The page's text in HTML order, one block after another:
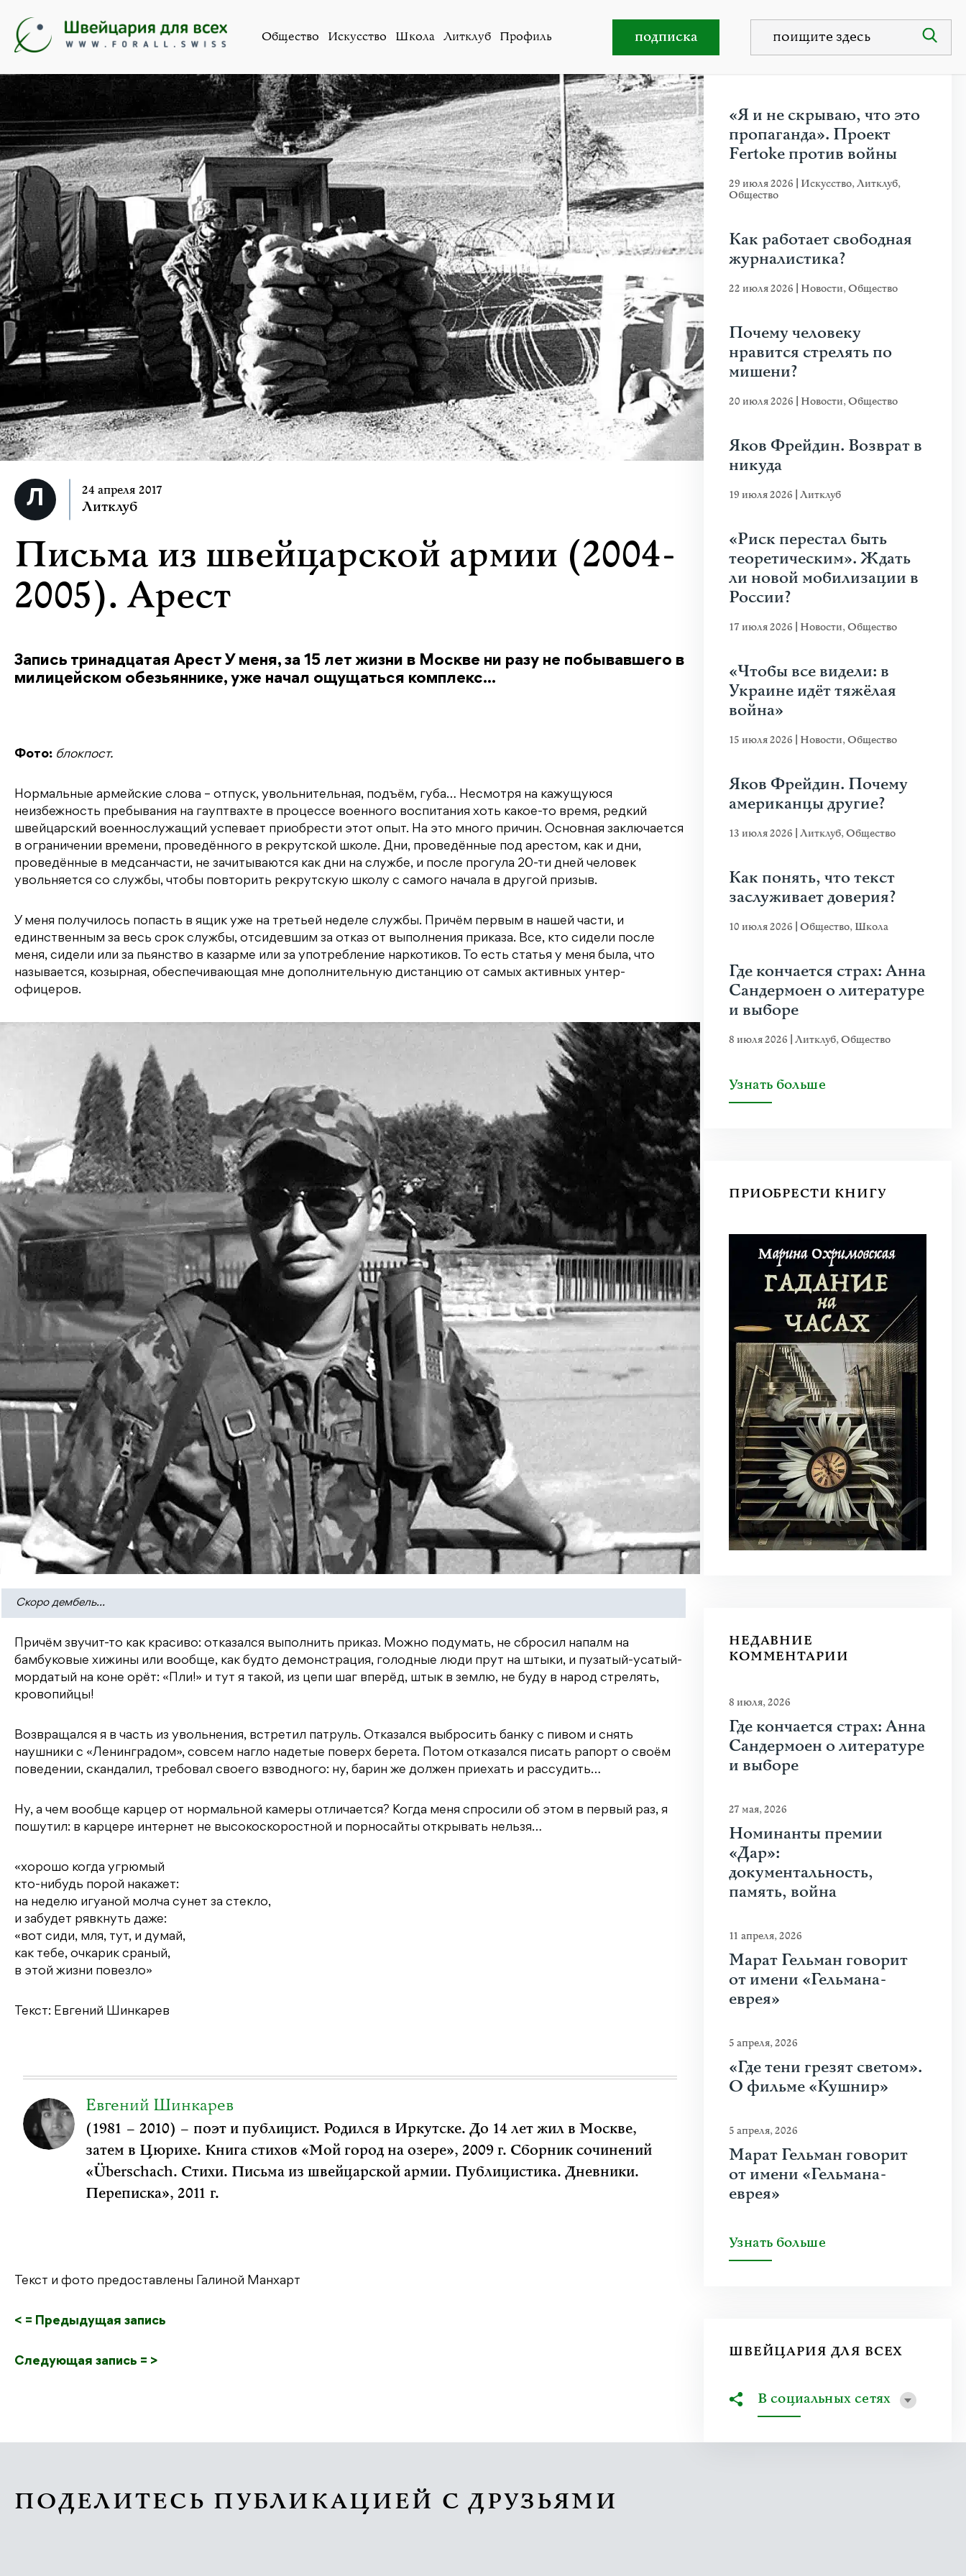
Общество Искусство Школа Литклуб Профиль подписка
Письма из швейцарской армии (2004-2005). Арест
24 апреля 2017
Литклуб
Письма из швейцарской армии (2004-
2005). Арест
Запись тринадцатая Арест У меня, за 15 лет жизни в Москве ни разу не побывавшего в
милицейском обезьяннике, уже начал ощущаться комплекс...
Фото: блокпост.
Нормальные армейские слова – отпуск, увольнительная, подъём, губа… Несмотря на кажущуюся
неизбежность пребывания на гауптвахте в процессе военного воспитания хоть какое-то время, редкий
швейцарский военнослужащий успевает приобрести этот опыт. На это много причин. Основная заключается
в ограничении времени, проведённого в рекрутской школе. Дни, проведённые под арестом, как и дни,
проведённые в медсанчасти, не зачитываются как дни на службе, и после прогула 20-ти дней человек
увольняется со службы, чтобы повторить рекрутскую школу с самого начала в другой призыв.
У меня получилось попасть в ящик уже на третьей неделе службы. Причём первым в нашей части, и
единственным за весь срок службы, отсидевшим за отказ от выполнения приказа. Все, кто сидели после
меня, сидели или за пьянство в казарме или за употребление наркотиков. То есть статья у меня была, что
называется, козырная, обеспечивающая мне дополнительную дистанцию от самых активных унтер-
офицеров.
Скоро дембель…
Причём звучит-то как красиво: отказался выполнить приказ. Можно подумать, не сбросил напалм на
бамбуковые хижины или вообще, как будто демонстрация, голодные люди прут на штыки, и пузатый-усатый-
мордатый на коне орёт: «Пли!» и тут я такой, из цепи шаг вперёд, штык в землю, не буду в народ стрелять,
кровопийцы!
Возвращался я в часть из увольнения, встретил патруль. Отказался выбросить банку с пивом и снять
наушники с «Ленинградом», совсем нагло надетые поверх берета. Потом отказался писать рапорт о своём
поведении, скандалил, требовал своего взводного: ну, барин же должен приехать и рассудить…
Ну, а чем вообще карцер от нормальной камеры отличается? Когда меня спросили об этом в первый раз, я
пошутил: в карцере интернет не высокоскоростной и порносайты открывать нельзя…
«хорошо когда угрюмый
кто-нибудь порой накажет:
на неделю игуаной молча сунет за стекло,
и забудет рявкнуть даже:
«вот сиди, мля, тут, и думай,
как тебе, очкарик сраный,
в этой жизни повезло»
Текст: Евгений Шинкарев
Евгений Шинкарев
(1981 – 2010) – поэт и публицист. Родился в Иркутске. До 14 лет жил в Москве,
затем в Цюрихе. Книга стихов «Мой город на озере», 2009 г. Сборник сочинений
«Überschach. Стихи. Письма из швейцарской армии. Публицистика. Дневники.
Переписка», 2011 г.
Текст и фото предоставлены Галиной Манхарт
< = Предыдущая запись
Следующая запись = >
«Я и не скрываю, что это
пропаганда». Проект
Fertoke против войны
29 июля 2026 Искусство,Литклуб,
Общество
Как работает свободная
журналистика?
22 июля 2026 Новости,Общество
Почему человеку
нравится стрелять по
мишени?
20 июля 2026 Новости,Общество
Яков Фрейдин. Возврат в
никуда
19 июля 2026 Литклуб
«Риск перестал быть
теоретическим». Ждать
ли новой мобилизации в
России?
17 июля 2026 Новости,Общество
«Чтобы все видели: в
Украине идёт тяжёлая
война»
15 июля 2026 Новости,Общество
Яков Фрейдин. Почему
американцы другие?
13 июля 2026 Литклуб,Общество
Как понять, что текст
заслуживает доверия?
10 июля 2026 Общество, Школа
Где кончается страх: Анна
Сандермоен о литературе
и выборе
8 июля 2026 Литклуб,Общество
Узнать больше
ПРИОБРЕСТИ КНИГУ
НЕДАВНИЕ
КОММЕНТАРИИ
8 июля, 2026
Где кончается страх: Анна
Сандермоен о литературе
и выборе
27 мая, 2026
Номинанты премии
«Дар»:
документальность,
память, война
11 апреля, 2026
Марат Гельман говорит
от имени «Гельмана-
еврея»
5 апреля, 2026
«Где тени грезят светом».
О фильме «Кушнир»
5 апреля, 2026
Марат Гельман говорит
от имени «Гельмана-
еврея»
Узнать больше
ШВЕЙЦАРИЯ ДЛЯ ВСЕХ
В социальных сетях
ПОДЕЛИТЕСЬ ПУБЛИКАЦИЕЙ С ДРУЗЬЯМИ